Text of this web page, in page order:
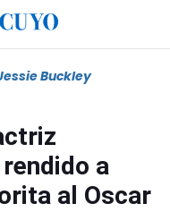
Buckley
a
al Oscar